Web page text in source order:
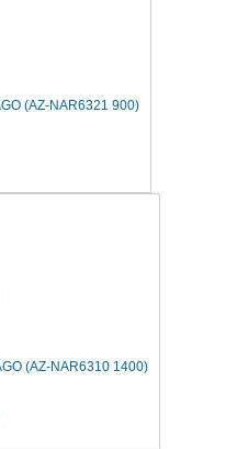
(AZ-NAR6321 900)
(AZ-NAR6310 1400)